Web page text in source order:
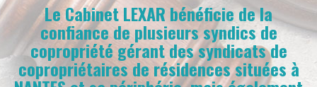
Le Cabinet LEXAR bénéficie de la
confiance de plusieurs syndics de
copropriété gérant des syndicats de
copropriétaires de résidences situées à